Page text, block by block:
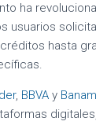
ha
usuarios
hasta
, BBVA y